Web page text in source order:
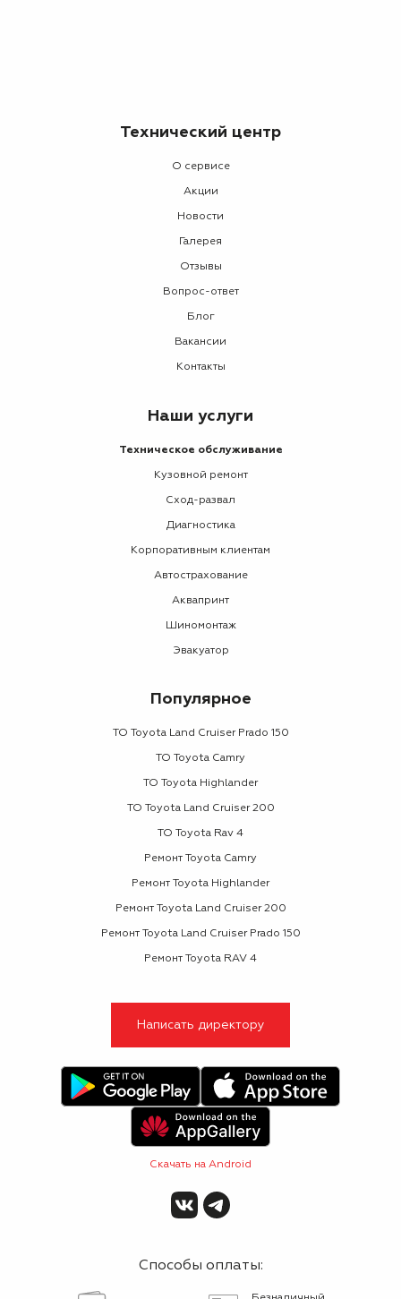
Технический центр
О сервисе
Акции
Новости
Галерея
Отзывы
Вопрос-ответ
Блог
Вакансии
Контакты
Наши услуги
Техническое обслуживание
Кузовной ремонт
Сход-развал
Диагностика
Корпоративным клиентам
Автострахование
Аквапринт
Шиномонтаж
Эвакуатор
Популярное
ТО Toyota Land Cruiser Prado 150
ТО Toyota Camry
ТО Toyota Highlander
ТО Toyota Land Cruiser 200
ТО Toyota Rav 4
Ремонт Toyota Camry
Ремонт Toyota Highlander
Ремонт Toyota Land Cruiser 200
Ремонт Toyota Land Cruiser Prado 150
Ремонт Toyota RAV 4
Написать директору
Скачать на Android
Способы оплаты: